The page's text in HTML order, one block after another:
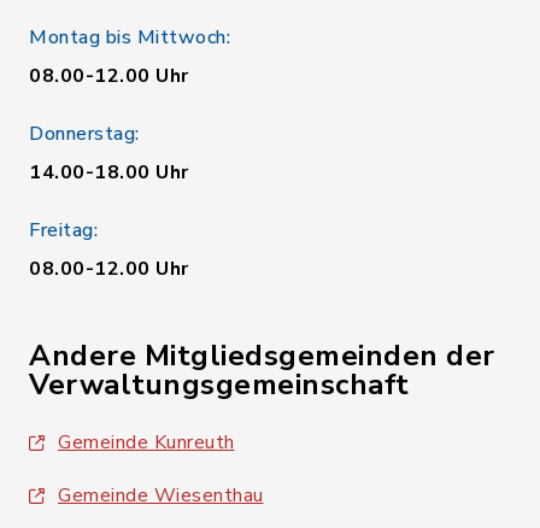
Montag bis Mittwoch:
08.00-12.00 Uhr
Donnerstag:
14.00-18.00 Uhr
Freitag:
08.00-12.00 Uhr
Andere Mitgliedsgemeinden der
Verwaltungsgemeinschaft
Gemeinde Kunreuth
Gemeinde Wiesenthau